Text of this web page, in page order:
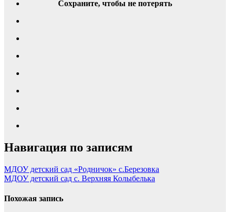
Сохраните, чтобы не потерять
Навигация по записям
МДОУ детский сад «Родничок» с.Березовка
МДОУ детский сад с. Верхняя Колыбелька
Похожая запись